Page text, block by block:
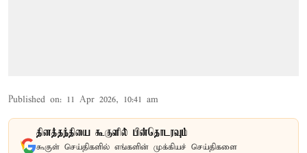
Published on: 11 Apr 2026, 10:41 am
தினத்தந்தியை கூகுளில் பின்தொடரவும்
கூகுள் செய்திகளில் எங்களின் முக்கியச் செய்திகளை